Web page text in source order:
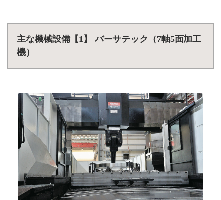
主な機械設備【1】 バーサテック（7軸5面加工
機）